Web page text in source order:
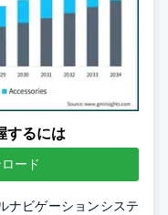
するには
ード
ナビゲーションシステ